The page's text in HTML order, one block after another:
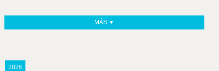
MÁS ▼
2026